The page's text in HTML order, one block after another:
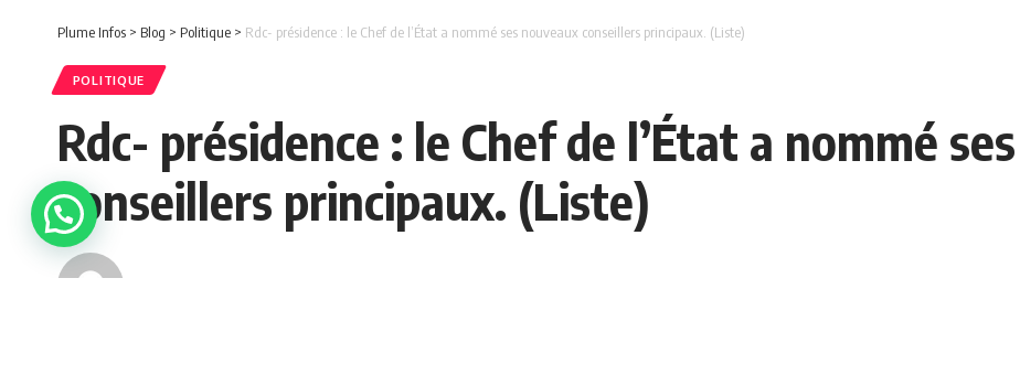
Plume Infos > Blog > Politique > Rdc- présidence : le Chef de l’État a nommé ses nouveaux conseillers principaux. (Liste)
POLITIQUE
Rdc- présidence : le Chef de l’État a nommé
conseillers principaux. (Liste)